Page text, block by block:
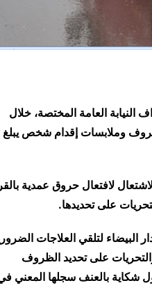
النيابة العامة المختصة، خلال
وذلك لتحديد ظروف وملابسات إقدام شخص
لافتعال حروق عمدية
على تحديدها.
لتلقي العلاجات
على تحديد الظروف
شكاية بالعنف سجلها المعني